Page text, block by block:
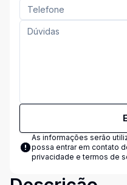
As informações serão
possa entrar em contato
privacidade e termos de